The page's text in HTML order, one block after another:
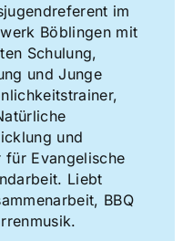
im
Böblingen mit
Schulung,
und Junge
und
Evangelische
Liebt
BBQ